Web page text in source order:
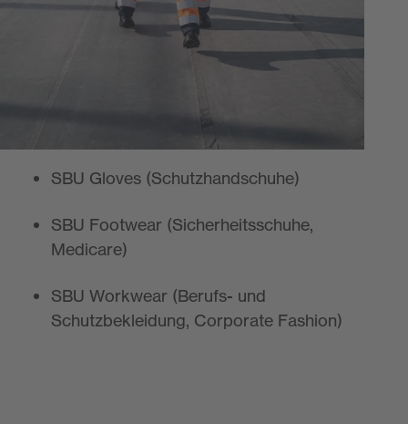
SBU Head (Kopfschutz, Gehörschutz,
Atemschutz, individueller Gehörschutz)
SBU Eyewear (Schutzbrillen,
Korrektionsschutzbrille, Bildschirmbrille)
SBU Gloves (Schutzhandschuhe)
SBU Footwear (Sicherheitsschuhe,
Medicare)
SBU Workwear (Berufs- und
Schutzbekleidung, Corporate Fashion)